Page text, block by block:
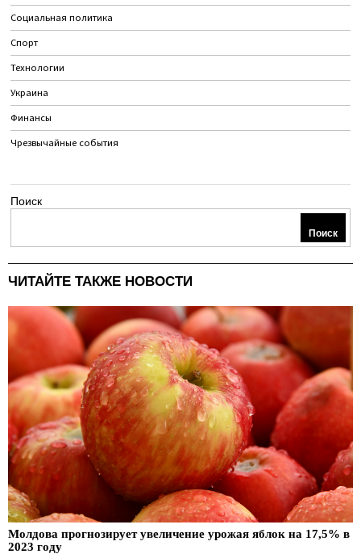
Социальная политика
Спорт
Технологии
Украина
Финансы
Чрезвычайные события
Поиск
Поиск
ЧИТАЙТЕ ТАКЖЕ НОВОСТИ
Молдова прогнозирует увеличение урожая яблок на 17,5% в
2023 году